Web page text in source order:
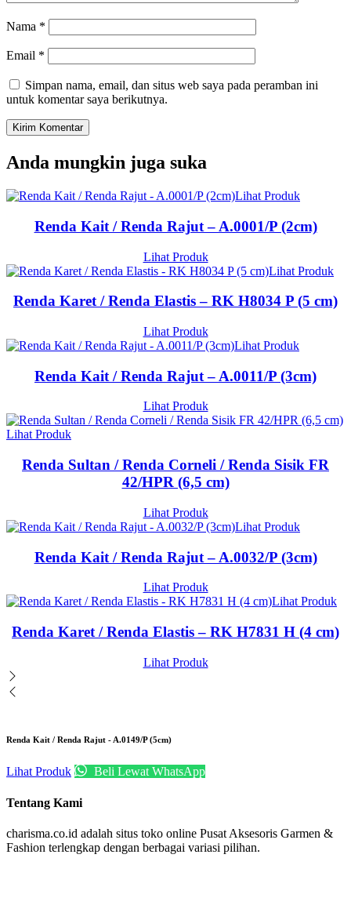
Nama *
Email *
Simpan nama, email, dan situs web saya pada peramban ini
untuk komentar saya berikutnya.
Anda mungkin juga suka
Lihat Produk
Renda Kait / Renda Rajut – A.0001/P (2cm)
Lihat Produk
Lihat Produk
Renda Karet / Renda Elastis – RK H8034 P (5 cm)
Lihat Produk
Lihat Produk
Renda Kait / Renda Rajut – A.0011/P (3cm)
Lihat Produk
Lihat Produk
Renda Sultan / Renda Corneli / Renda Sisik FR
42/HPR (6,5 cm)
Lihat Produk
Lihat Produk
Renda Kait / Renda Rajut – A.0032/P (3cm)
Lihat Produk
Lihat Produk
Renda Karet / Renda Elastis – RK H7831 H (4 cm)
Lihat Produk
Renda Kait / Renda Rajut - A.0149/P (5cm)
Lihat Produk Beli Lewat WhatsApp
Tentang Kami
charisma.co.id adalah situs toko online Pusat Aksesoris Garmen &
Fashion terlengkap dengan berbagai variasi pilihan.